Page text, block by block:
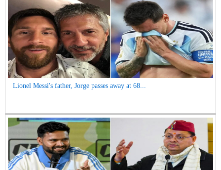
Lionel Messi's father, Jorge passes away at 68...